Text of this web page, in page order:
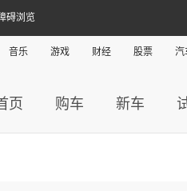
碍浏览
音乐 游戏 财经 股票 汽
页 购车 新车